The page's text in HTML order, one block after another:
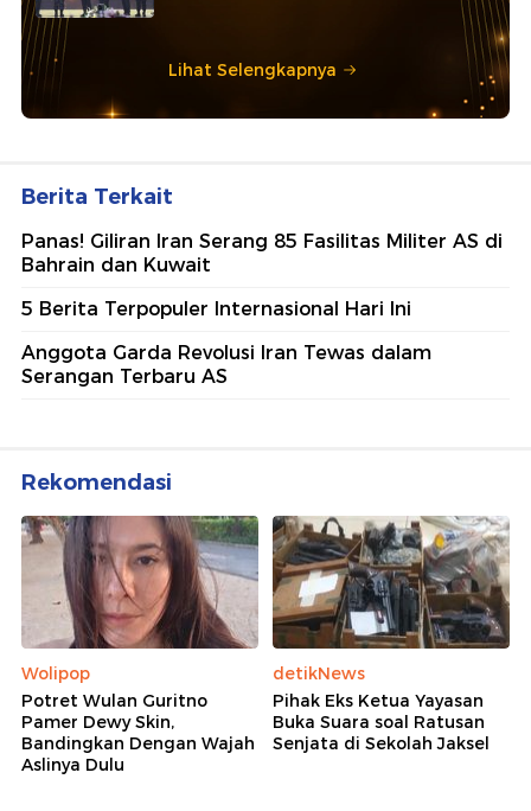
Lihat Selengkapnya
Berita Terkait
Panas! Giliran Iran Serang 85 Fasilitas Militer AS di
Bahrain dan Kuwait
5 Berita Terpopuler Internasional Hari Ini
Anggota Garda Revolusi Iran Tewas dalam
Serangan Terbaru AS
Rekomendasi
Wolipop
Potret Wulan Guritno
Pamer Dewy Skin,
Bandingkan Dengan Wajah
Aslinya Dulu
detikNews
Pihak Eks Ketua Yayasan
Buka Suara soal Ratusan
Senjata di Sekolah Jaksel